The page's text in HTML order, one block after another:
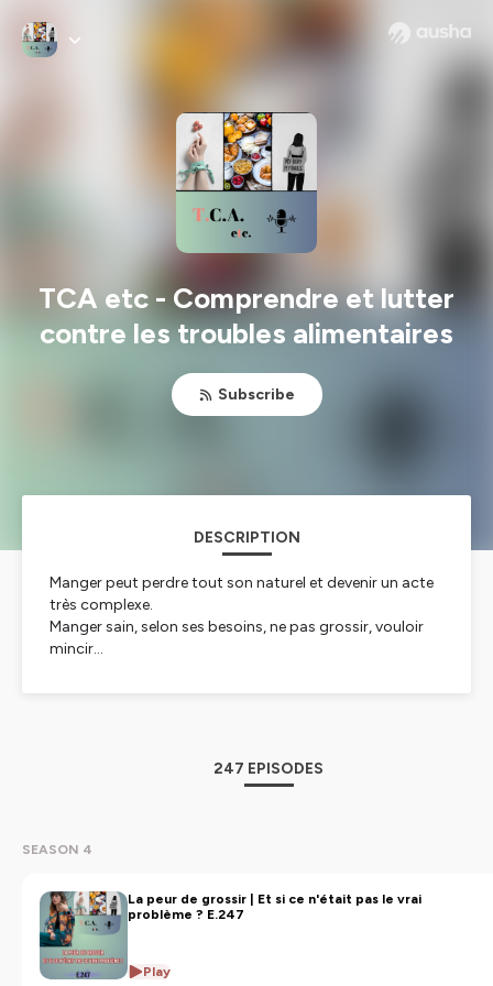
TCA etc - Comprendre et lutter
contre les troubles alimentaires
Subscribe
DESCRIPTION
Manger peut perdre tout son naturel et devenir un acte
très complexe.
Manger sain, selon ses besoins, ne pas grossir, vouloir
mincir...
reçues, trouver des pistes de réflexion et des outils
concrets pour s'en sortir ou aider une personne qui en
Alimentation, rapport au corps, histoire familiale,
toutes les sphères, car les TCA sont bien plus
complexes qu'une simple histoire de nourriture.
Qu'est-ce que l'alimentation intuitive? Peut-on manger
ce que l'on veut sans grossir? Doit-on surveiller et
247 EPISODES
SEASON 4
La peur de grossir | Et si ce n'était pas le vrai
problème ? E.247
Play